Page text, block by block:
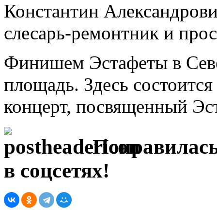
Константин
слесарь-ремонтник и
Финишем Эстафеты в
площадь. Здесь
концерт, посвященный
в соцсетях!